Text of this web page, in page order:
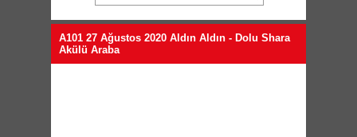
A101 27 Ağustos 2020 Aldın Aldın - Dolu Shara
Akülü Araba